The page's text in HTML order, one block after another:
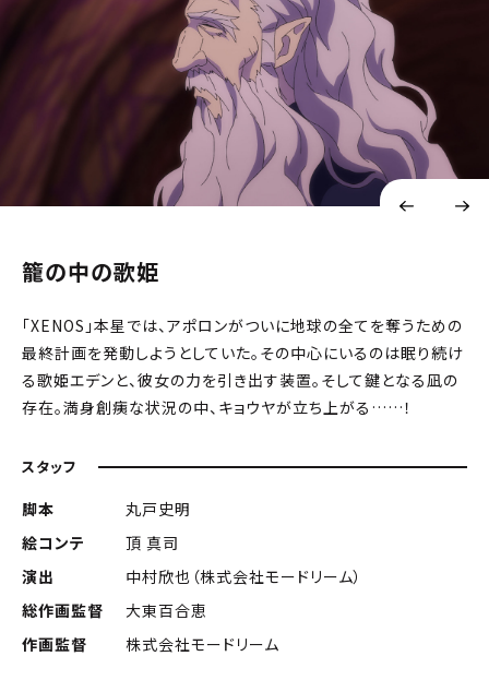
籠の中の歌姫
「XENOS」本星では、アポロンがついに地球の全てを奪うための
最終計画を発動しようとしていた。その中心にいるのは眠り続け
る歌姫エデンと、彼女の力を引き出す装置。そして鍵となる凪の
存在。満身創痍な状況の中、キョウヤが立ち上がる……！
スタッフ
脚本
丸戸史明
絵コンテ
頂 真司
演出
中村欣也（株式会社モードリーム）
総作画監督
大東百合恵
作画監督
株式会社モードリーム